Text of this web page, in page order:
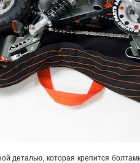
деталью, которая крепится